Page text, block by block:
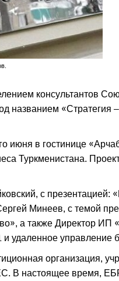
консультантов
названием «Стратегия –
июня в гостинице
Туркменистана.
с презентацией:
Минеев, с темой
а также Директор ИП
удаленное управление
организация,
В настоящее время,